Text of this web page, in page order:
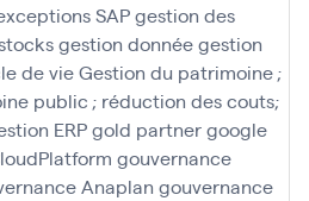
SAPgestion des
gestion donnéegestion
de vieGestion du patrimoine ;
public ; réduction des couts;
ERPgold partnergoogle
gouvernance
Anaplan gouvernance